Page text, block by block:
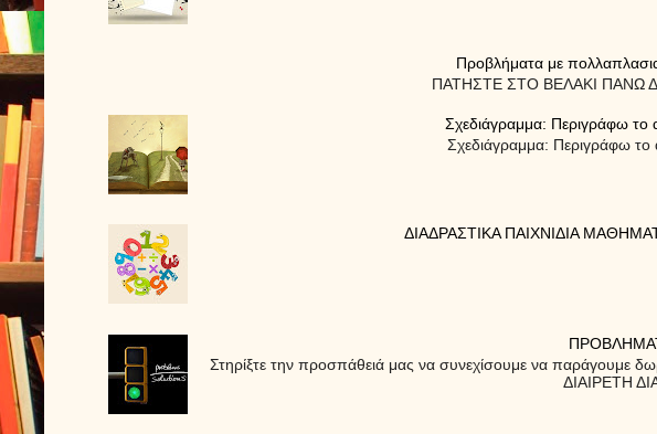
Προβλήματα με
ΠΑΤΗΣΤΕ ΣΤΟ ΒΕΛΑΚΙ ΠΑΝΩ
Σχεδιάγραμμα: Περιγράφω το
Σχεδιάγραμμα: Περιγράφω το
ΔΙΑΔΡΑΣΤΙΚΑ ΠΑΙΧΝΙΔΙΑ
Στηρίξτε την προσπάθειά μας να συνεχίσουμε να
ΔΙΑΙΡΕΤΗ